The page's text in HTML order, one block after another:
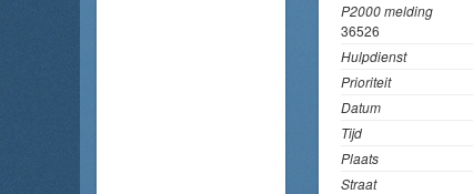
P2000 melding
36526
Hulpdienst
Prioriteit
Datum
Tijd
Plaats
Straat